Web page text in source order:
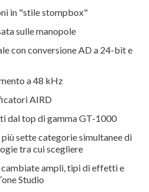
in "stile stompbox"
sulle manopole
con conversione AD a 24-bit e
a 48 kHz
AIRD
dal top di gamma GT-1000
sette categorie simultanee di
tra cui scegliere
ampli, tipi di effetti e
Studio